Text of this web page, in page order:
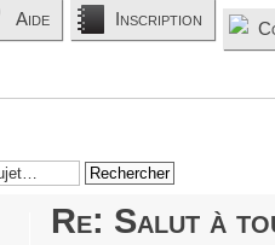
Aide Inscription
Re: Salut à